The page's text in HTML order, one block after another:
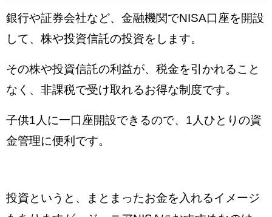
銀行や証券会社など、金融機関でNISA口座を開設
して、株や投資信託の投資をします。
その株や投資信託の利益が、税金を引かれること
なく、非課税で受け取れるお得な制度です。
子供1人に一口座開設できるので、1人ひとりの資
金管理に便利です。
投資というと、まとまったお金を入れるイメージ